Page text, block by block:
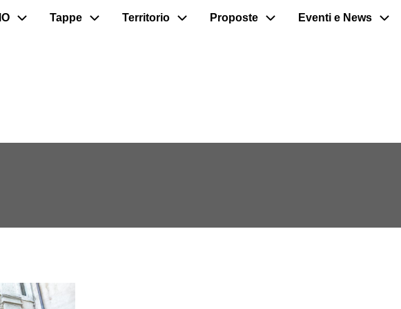
Tappe Territorio Proposte Eventi e News